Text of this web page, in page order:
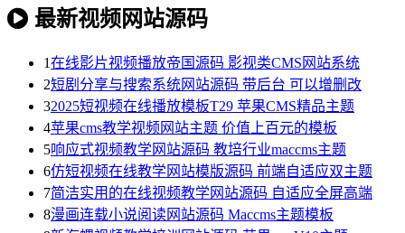
最新视频网站源码
1在线影片视频播放帝国源码 影视类CMS网站系统
2短剧分享与搜索系统网站源码 带后台 可以增删改
32025短视频在线播放模板T29 苹果CMS精品主题
4苹果cms教学视频网站主题 价值上百元的模板
5响应式视频教学网站源码 教培行业maccms主题
6仿短视频在线教学网站模版源码 前端自适应双主题
7简洁实用的在线视频教学网站源码 自适应全屏高端
8漫画连载小说阅读网站源码 Maccms主题模板